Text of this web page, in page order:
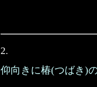
2.
仰向きに椿(つばき)